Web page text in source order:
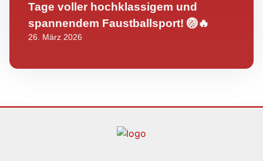
Tage voller hochklassigem und
spannendem Faustballsport! 🏐🔥
26. März 2026